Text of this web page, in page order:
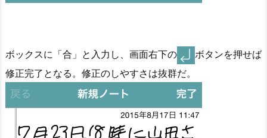
ボックスに「合」と入力し、画面右下の
ボタンを押せば
修正完了となる。修正のしやすさは抜群だ。